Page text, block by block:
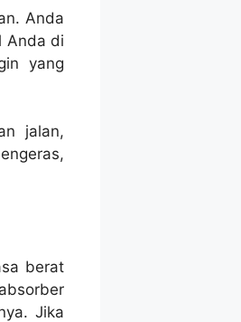
Anda
Anda di
yang
jalan,
berat
Jika